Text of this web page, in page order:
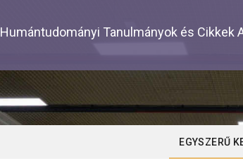
Humántudományi Tanulmányok és Cikkek
EGYSZERŰ